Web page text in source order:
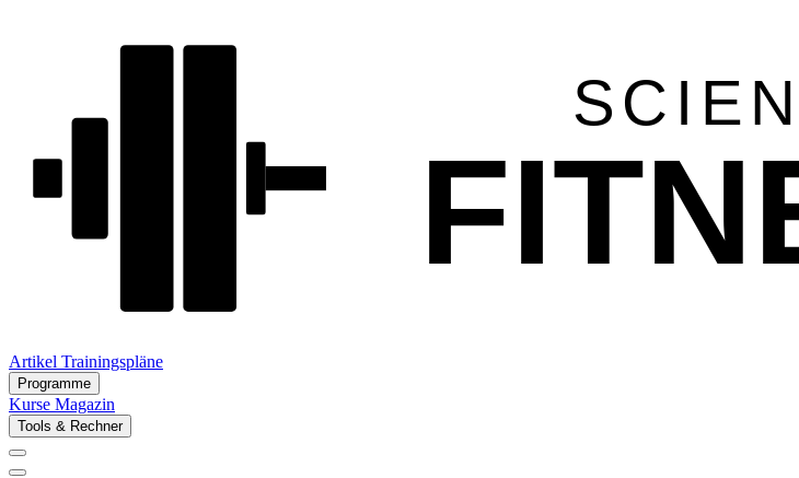
Artikel Trainingspläne
Programme
Kurse Magazin
Tools & Rechner